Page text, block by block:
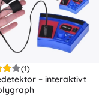
(1)
– interaktivt